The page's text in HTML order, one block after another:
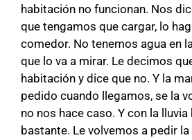
habitación no funcionan. Nos
que tengamos que cargar, lo
comedor. No tenemos agua en
que lo va a mirar. Le decimos
habitación y dice que no. Y la
pedido cuando llegamos, se la
no nos hace caso. Y con la
bastante. Le volvemos a pedir